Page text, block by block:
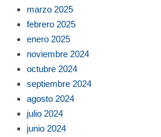
marzo 2025
febrero 2025
enero 2025
noviembre 2024
octubre 2024
septiembre 2024
agosto 2024
julio 2024
junio 2024